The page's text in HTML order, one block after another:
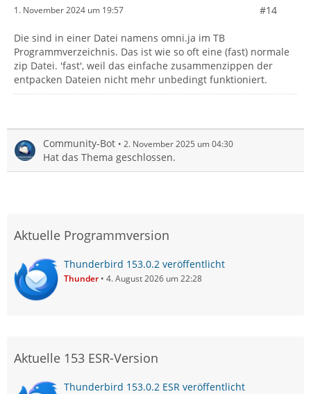
1. November 2024 um 19:57 #14
Die sind in einer Datei namens omni.ja im TB
Programmverzeichnis. Das ist wie so oft eine (fast) normale
zip Datei. 'fast', weil das einfache zusammenzippen der
entpacken Dateien nicht mehr unbedingt funktioniert.
Community-Bot 2. November 2025 um 04:30
Hat das Thema geschlossen.
Aktuelle Programmversion
Thunderbird 153.0.2 veröffentlicht
Thunder 4. August 2026 um 22:28
Aktuelle 153 ESR-Version
Thunderbird 153.0.2 ESR veröffentlicht